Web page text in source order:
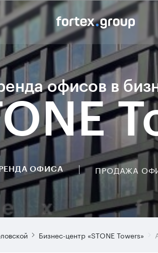
офисов в
ОФИСА ПРОДАЖА
Бизнес-центр «STONE Towers»